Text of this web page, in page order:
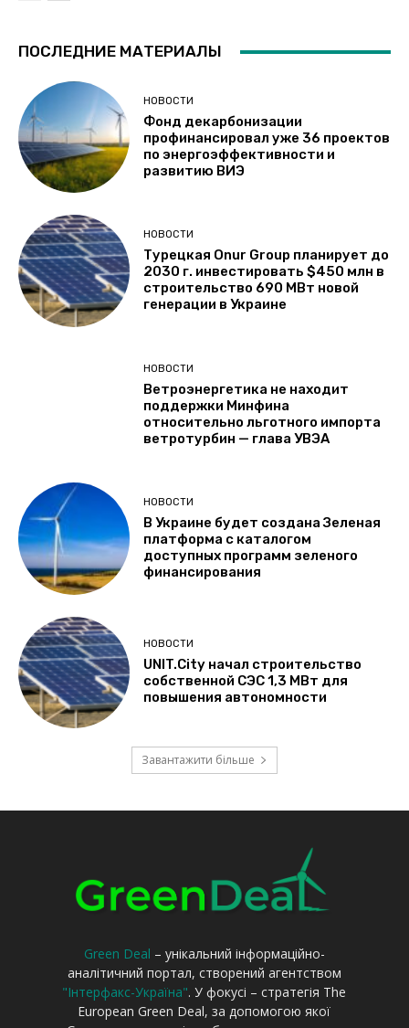
Green Deal – унікальний інформаційно-
аналітичний портал, створений агентством
"Інтерфакс-Україна". У фокусі – стратегія The
European Green Deal, за допомогою якої